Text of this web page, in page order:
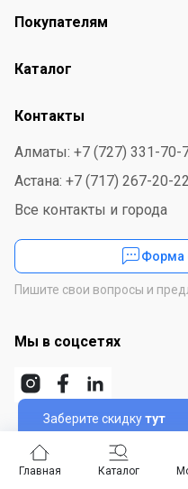
Главная Каталог
Заберите скидкутут
Покупателям
Каталог
Контакты
Алматы: +7 (727) 331-70-
Астана: +7 (717) 267-20-22
Все контакты и города
Форма
Пишите свои вопросы и
Мы в соцсетях